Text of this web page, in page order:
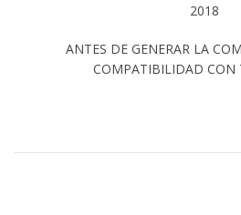
2018
ANTES DE GENERAR LA
COMPATIBILIDAD CON